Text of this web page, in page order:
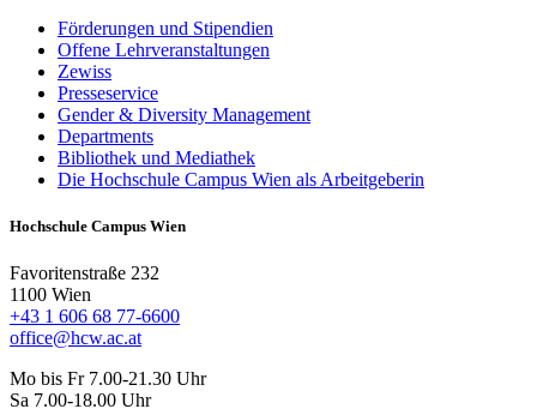
Förderungen und Stipendien
Offene Lehrveranstaltungen
Zewiss
Presseservice
Gender & Diversity Management
Departments
Bibliothek und Mediathek
Die Hochschule Campus Wien als Arbeitgeberin
Hochschule Campus Wien
Favoritenstraße 232
1100 Wien
+43 1 606 68 77-6600
office@hcw.ac.at
Mo bis Fr 7.00-21.30 Uhr
Sa 7.00-18.00 Uhr